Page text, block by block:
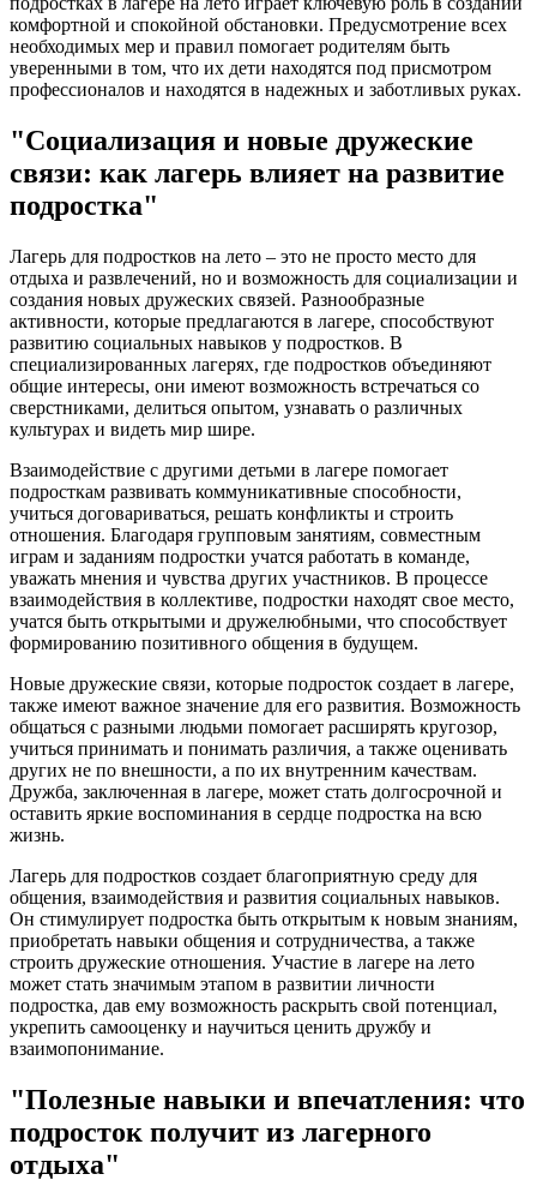
комфортной и спокойной обстановки. Предусмотрение всех
необходимых мер и правил помогает родителям быть
уверенными в том, что их дети находятся под присмотром
профессионалов и находятся в надежных и заботливых руках.
"Социализация и новые дружеские
связи: как лагерь влияет на развитие
подростка"
Лагерь для подростков на лето – это не просто место для
отдыха и развлечений, но и возможность для социализации и
создания новых дружеских связей. Разнообразные
активности, которые предлагаются в лагере, способствуют
развитию социальных навыков у подростков. В
специализированных лагерях, где подростков объединяют
общие интересы, они имеют возможность встречаться со
сверстниками, делиться опытом, узнавать о различных
культурах и видеть мир шире.
Взаимодействие с другими детьми в лагере помогает
подросткам развивать коммуникативные способности,
учиться договариваться, решать конфликты и строить
отношения. Благодаря групповым занятиям, совместным
играм и заданиям подростки учатся работать в команде,
уважать мнения и чувства других участников. В процессе
взаимодействия в коллективе, подростки находят свое место,
учатся быть открытыми и дружелюбными, что способствует
формированию позитивного общения в будущем.
Новые дружеские связи, которые подросток создает в лагере,
также имеют важное значение для его развития. Возможность
общаться с разными людьми помогает расширять кругозор,
учиться принимать и понимать различия, а также оценивать
других не по внешности, а по их внутренним качествам.
Дружба, заключенная в лагере, может стать долгосрочной и
оставить яркие воспоминания в сердце подростка на всю
жизнь.
Лагерь для подростков создает благоприятную среду для
общения, взаимодействия и развития социальных навыков.
Он стимулирует подростка быть открытым к новым знаниям,
приобретать навыки общения и сотрудничества, а также
строить дружеские отношения. Участие в лагере на лето
может стать значимым этапом в развитии личности
подростка, дав ему возможность раскрыть свой потенциал,
укрепить самооценку и научиться ценить дружбу и
взаимопонимание.
"Полезные навыки и впечатления: что
подросток получит из лагерного
отдыха"